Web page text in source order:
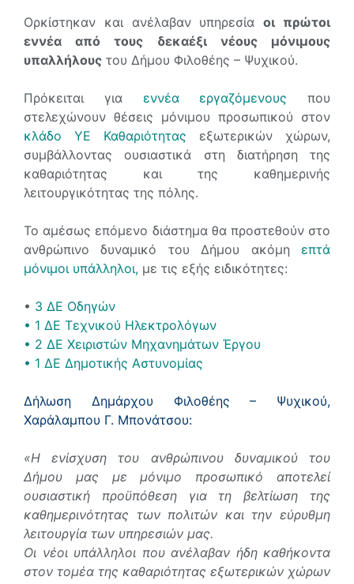
Ορκίστηκαν και ανέλαβαν υπηρεσίαοι πρώτοι
εννέα από τους δεκαέξι νέους μόνιμους
υπαλλήλους του Δήμου Φιλοθέης – Ψυχικού.
Πρόκειται γιαεννέα εργαζόμενους που
στελεχώνουν θέσεις μόνιμου προσωπικού στον
κλάδο ΥΕ Καθαριότητας εξωτερικών χώρων,
συμβάλλοντας ουσιαστικά στη διατήρηση της
καθαριότητας και της καθημερινής
λειτουργικότητας της πόλης.
Το αμέσως επόμενο διάστημα θα προστεθούν στο
ανθρώπινο δυναμικό του Δήμου ακόμη επτά
μόνιμοι υπάλληλοι, με τις εξής ειδικότητες:
• 3 ΔΕ Οδηγών
• 1 ΔΕ Τεχνικού Ηλεκτρολόγων
• 2 ΔΕ Χειριστών Μηχανημάτων Έργου
• 1 ΔΕ Δημοτικής Αστυνομίας
Δήλωση Δημάρχου Φιλοθέης – Ψυχικού,
Χαράλαμπου Γ. Μπονάτσου:
«Η ενίσχυση του ανθρώπινου δυναμικού του
Δήμου μας με μόνιμο προσωπικό αποτελεί
ουσιαστική προϋπόθεση για τη βελτίωση της
καθημερινότητας των πολιτών και την εύρυθμη
λειτουργία των υπηρεσιών μας.
Οι νέοι υπάλληλοι που ανέλαβαν ήδη καθήκοντα
στον τομέα της καθαριότητας εξωτερικών χώρων